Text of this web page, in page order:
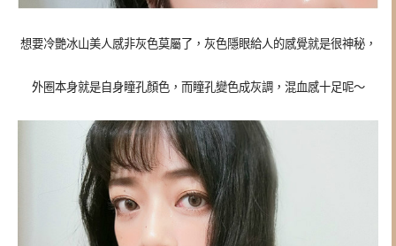
想要冷艷冰山美人感非灰色莫屬了， 灰色隱眼給人的感覺就是很神秘，
外圈本身就是自身瞳孔顏色，而瞳孔變色成灰調，混血感十足呢～